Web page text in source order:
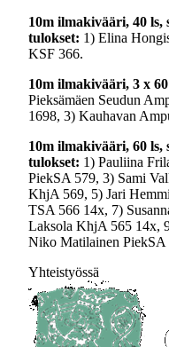
10m ilmakivääri, 40 ls,
tulokset: 1) Elina
KSF 366.
10m ilmakivääri, 3 x
Pieksämäen Seudun
1698, 3) Kauhavan
10m ilmakivääri, 60 ls,
tulokset: 1) Pauliina
PiekSA 579, 3) Sami
KhjA 569, 5) Jari
TSA 566 14x, 7)
Laksola KhjA 565 14x,
Niko Matilainen PiekSA
Yhteistyössä